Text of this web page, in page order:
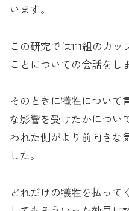
います。
この研究では111組のカ
ことについての会話をし
そのときに犠牲について
な影響を受けたかについ
われた側がより前向きな
した。
どれだけの犠牲を払って